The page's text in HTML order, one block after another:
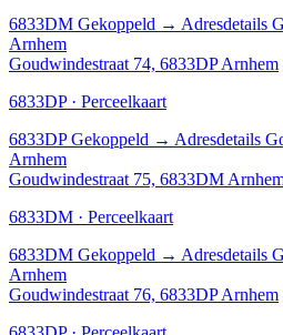
6833DM Gekoppeld → Adresdetails
Arnhem
Goudwindestraat 74, 6833DP Arnhem
6833DP · Perceelkaart
6833DP Gekoppeld → Adresdetails
Arnhem
Goudwindestraat 75, 6833DM
6833DM · Perceelkaart
6833DM Gekoppeld → Adresdetails
Arnhem
Goudwindestraat 76, 6833DP Arnhem